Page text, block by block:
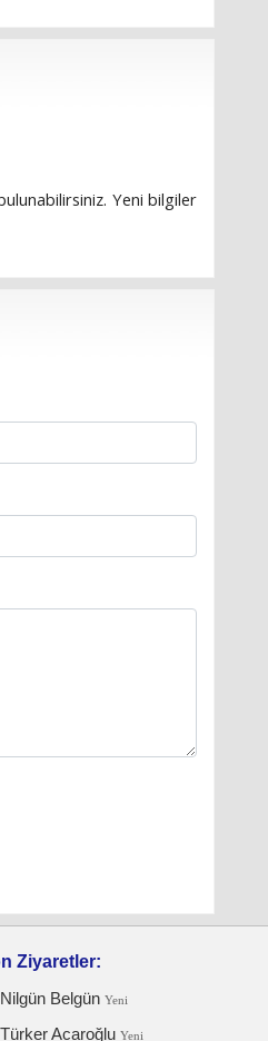
Yeni bilgiler
Ziyaretler:
Nilgün Belgün Yeni
Türker Acaroğlu Yeni